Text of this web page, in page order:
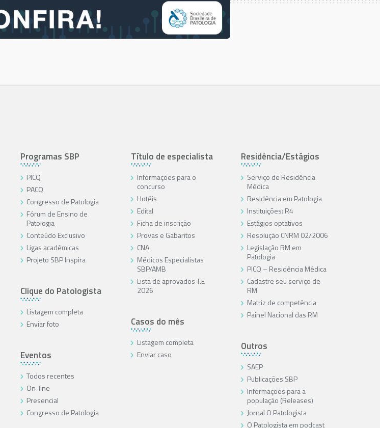
Programas SBP
PICQ
PACQ
Congresso de Patologia
Fórum de Ensino de
Patologia
Conteúdo Exclusivo
Ligas acadêmicas
Projeto SBP Inspira
Clique do Patologista
Listagem completa
Enviar foto
Eventos
Todos recentes
On-line
Presencial
Congresso de Patologia
Título de especialista
Informações para o
concurso
Hotéis
Edital
Ficha de inscrição
Provas e Gabaritos
CNA
Médicos Especialistas
SBP/AMB
Lista de aprovados T.E
2026
Casos do mês
Listagem completa
Enviar caso
Residência/Estágios
Serviço de Residência
Médica
Residência em Patologia
Instituições: R4
Estágios optativos
Resolução CNRM 02/2006
Legislação RM em
Patologia
PICQ – Residência Médica
Cadastre seu serviço de
RM
Matriz de competência
Painel Nacional das RM
Outros
SAEP
Publicações SBP
Informações para a
população (Releases)
Jornal O Patologista
O Patologista em podcast